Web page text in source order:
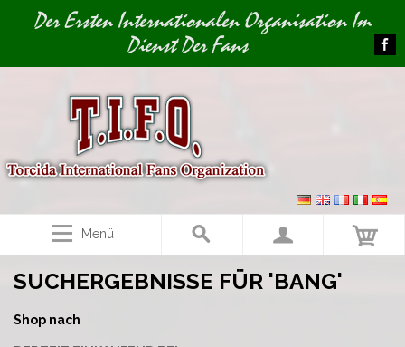
Image 01Der Ersten Internationalen Organisation Im
Dienst Der Fans
Menü
SUCHERGEBNISSE FÜR 'BANG'
Shop nach